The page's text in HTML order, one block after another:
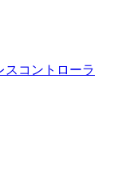
スコントローラ